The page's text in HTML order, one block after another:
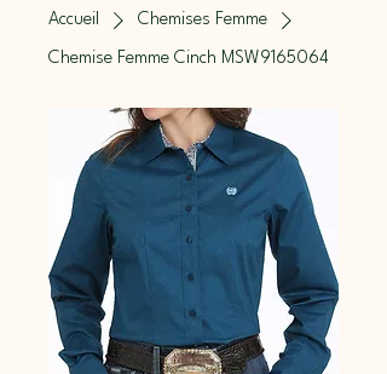
Accueil Chemises Femme
Chemise Femme Cinch MSW9165064